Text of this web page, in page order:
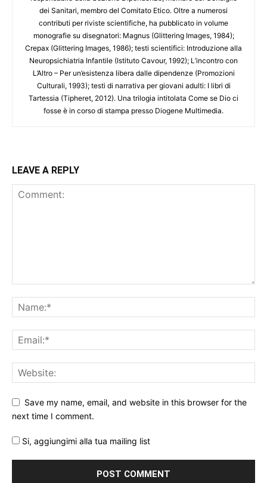
dei Sanitari, membro del Comitato Etico. Oltre a numerosi
contributi per riviste scientifiche, ha pubblicato in volume
monografie su disegnatori: Magnus (Glittering Images, 1984);
Crepax (Glittering Images, 1986); testi scientifici: Introduzione alla
Neuropsichiatria Infantile (Istituto Cavour, 1992); L’incontro con
L’Altro – Per un’esistenza libera dalle dipendenze (Promozioni
Culturali, 1993); testi di narrativa per giovani adulti: I libri di
Tartessia (Tipheret, 2012). Una trilogia intitolata Come se Dio ci
fosse è in corso di stampa presso Diogene Multimedia.
LEAVE A REPLY
Save my name, email, and website in this browser for the
next time I comment.
Si, aggiungimi alla tua mailing list